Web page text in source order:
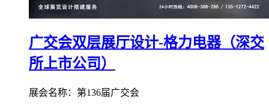
广交会双层展厅设计-格力电器（深交
所上市公司）
展会名称：第136届广交会